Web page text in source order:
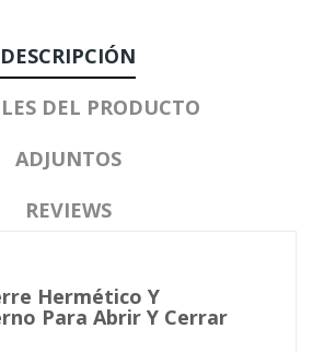
DESCRIPCIÓN
DEL PRODUCTO
ADJUNTOS
REVIEWS
Hermético Y
Para Abrir Y Cerrar